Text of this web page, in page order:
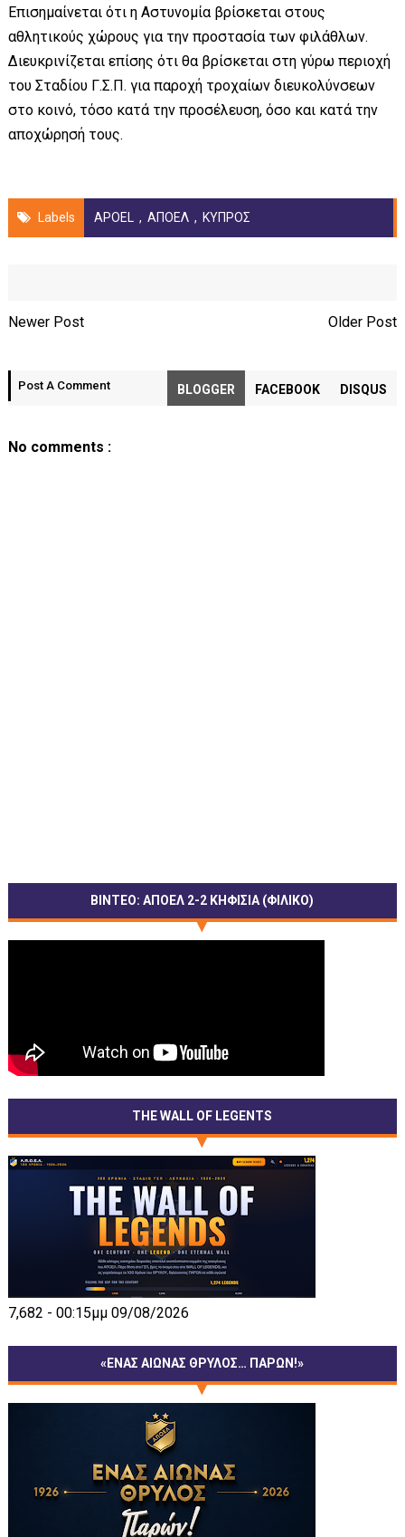
Επισημαίνεται ότι η Αστυνομία βρίσκεται στους
αθλητικούς χώρους για την προστασία των φιλάθλων.
Διευκρινίζεται επίσης ότι θα βρίσκεται στη γύρω περιοχή
του Σταδίου Γ.Σ.Π. για παροχή τροχαίων διευκολύνσεων
στο κοινό, τόσο κατά την προσέλευση, όσο και κατά την
αποχώρησή τους.
Labels APOEL , ΑΠΟΕΛ , ΚΥΠΡΟΣ
Newer Post Older Post
Post A Comment BLOGGER FACEBOOK DISQUS
No comments :
ΒΙΝΤΕΟ: ΑΠΟΕΛ 2-2 ΚΗΦΙΣΙΑ (ΦΙΛΙΚΟ)
THE WALL OF LEGENTS
7,682 - 00:15μμ 09/08/2026
«ΕΝΑΣ ΑΙΩΝΑΣ ΘΡΥΛΟΣ… ΠΑΡΩΝ!»